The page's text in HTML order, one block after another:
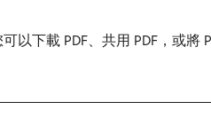
下載 PDF、共用 PDF，或將